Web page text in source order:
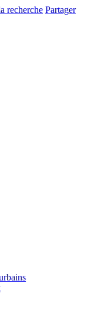
recherche Partager